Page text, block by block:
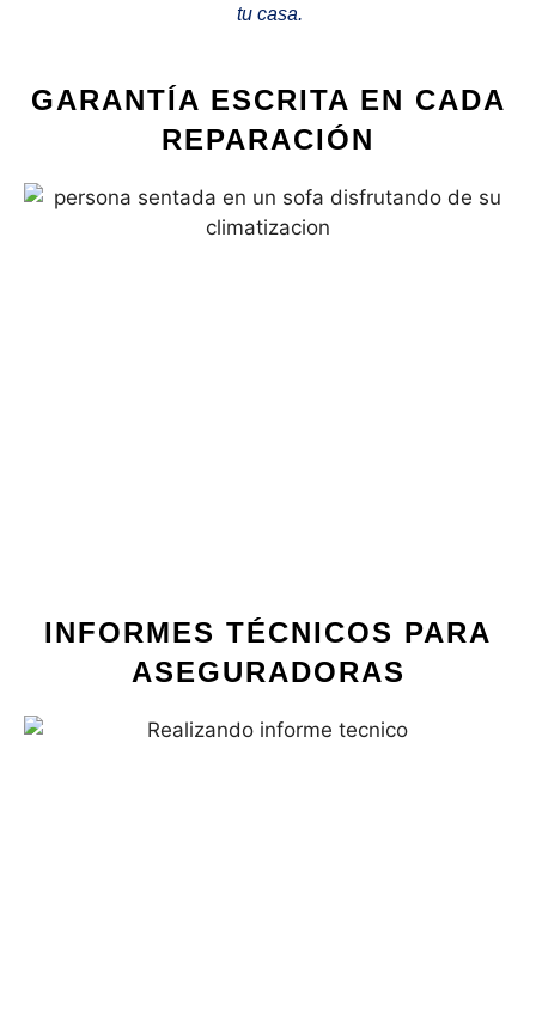
tu casa.
GARANTÍA ESCRITA EN CADA
REPARACIÓN
INFORMES TÉCNICOS PARA
ASEGURADORAS